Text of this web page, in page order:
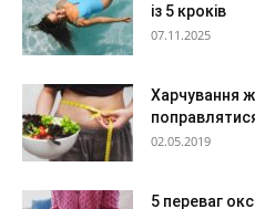
із 5 кроків
07.11.2025
Харчування
02.05.2019
5 переваг